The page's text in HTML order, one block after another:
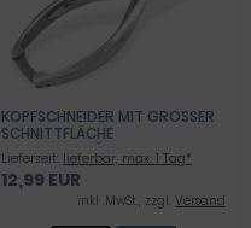
KOPFSCHNEIDER MIT GROSSER S
CHNITTFLÄCHE P
ROFIQUALITÄT
Lieferzeit: lieferbar, max. 1 Tag*
12,99 EUR
inkl .MwSt., zzgl. Versand